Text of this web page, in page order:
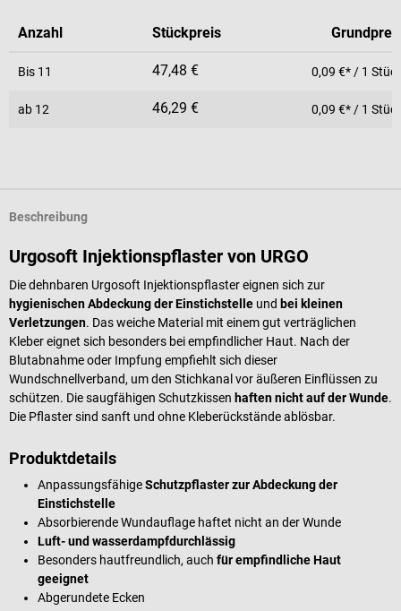
Anzahl Stückpreis
Bis 11 47,48 € 0,09 €* / 1
ab 12 46,29 € 0,09 €* / 1
Beschreibung
Urgosoft Injektionspflaster von URGO
Die dehnbaren Urgosoft Injektionspflaster eignen sich zur
hygienischen Abdeckung der Einstichstelle und bei kleinen
Verletzungen. Das weiche Material mit einem gut verträglichen
Kleber eignet sich besonders bei empfindlicher Haut. Nach der
Blutabnahme oder Impfung empfiehlt sich dieser
Wundschnellverband, um den Stichkanal vor äußeren Einflüssen zu
schützen. Die saugfähigen Schutzkissen haften nicht auf der Wunde.
Die Pflaster sind sanft und ohne Kleberückstände ablösbar.
Produktdetails
AnpassungsfähigeSchutzpflaster zur Abdeckung der
Einstichstelle
Absorbierende Wundauflage haftet nicht an der Wunde
Luft- und wasserdampfdurchlässig
Besonders hautfreundlich, auch für empfindliche Haut
geeignet
Abgerundete Ecken